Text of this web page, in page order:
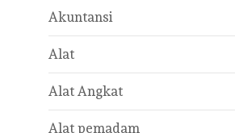
Akuntansi
Alat
Alat Angkat
Alat pemadam